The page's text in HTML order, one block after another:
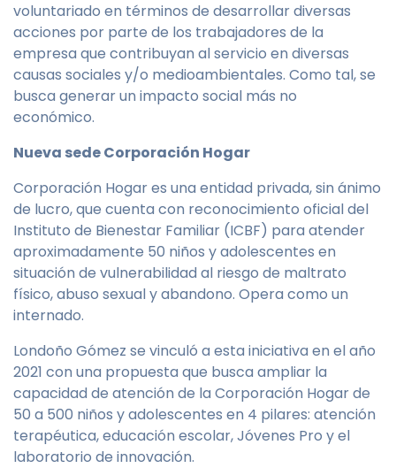
voluntariado en términos de desarrollar diversas
acciones por parte de los trabajadores de la
empresa que contribuyan al servicio en diversas
causas sociales y/o medioambientales. Como tal, se
busca generar un impacto social más no
económico.
Nueva sede Corporación Hogar
Corporación Hogar es una entidad privada, sin ánimo
de lucro, que cuenta con reconocimiento oficial del
Instituto de Bienestar Familiar (ICBF) para atender
aproximadamente 50 niños y adolescentes en
situación de vulnerabilidad al riesgo de maltrato
físico, abuso sexual y abandono. Opera como un
internado.
Londoño Gómez se vinculó a esta iniciativa en el año
2021 con una propuesta que busca ampliar la
capacidad de atención de la Corporación Hogar de
50 a 500 niños y adolescentes en 4 pilares: atención
terapéutica, educación escolar, Jóvenes Pro y el
laboratorio de innovación.